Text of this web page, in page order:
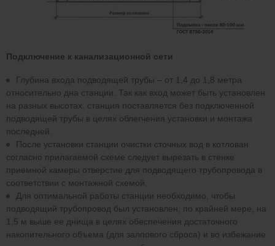
Подключение к канализационной сети
Глубина входа подводящей трубы – от 1,4 до 1,8 метра
относительно дна станции. Так как вход может быть установлен
на разных высотах, станция поставляется без подключенной
подводящей трубы в целях облегчения установки и монтажа
последней.
После установки станции очистки сточных вод в котлован
согласно прилагаемой схеме следует вырезать в стенке
приемной камеры отверстие для подводящего трубопровода в
соответствии с монтажной схемой.
Для оптимальной работы станции необходимо, чтобы
подводящий трубопровод был установлен, по крайней мере, на
1,5 м выше ее днища в целях обеспечения достаточного
накопительного объема (для залпового сброса) и во избежание